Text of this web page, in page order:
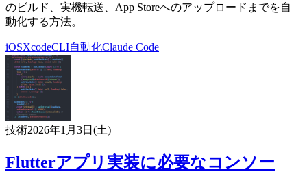
のビルド、実機転送、App Storeへのアップロードまでを自
動化する方法。
iOSXcodeCLI自動化Claude Code
技術2026年1月3日(土)
Flutterアプリ実装に必要なコンソー